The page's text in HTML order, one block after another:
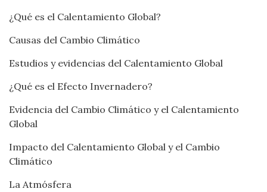
¿Qué es el Calentamiento Global?
Causas del Cambio Climático
Estudios y evidencias del Calentamiento Global
¿Qué es el Efecto Invernadero?
Evidencia del Cambio Climático y el Calentamiento
Global
Impacto del Calentamiento Global y el Cambio
Climático
La Atmósfera